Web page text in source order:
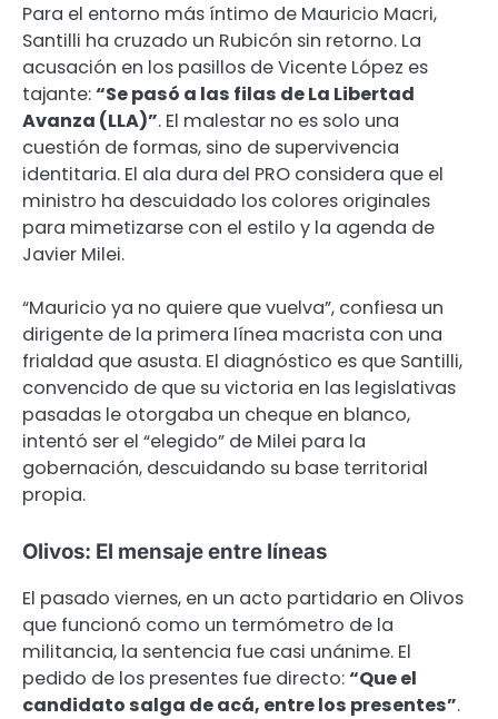
Para el entorno más íntimo de Mauricio Macri,
Santilli ha cruzado un Rubicón sin retorno. La
acusación en los pasillos de Vicente López es
tajante:“Se pasó a las filas de La Libertad
Avanza (LLA)”. El malestar no es solo una
cuestión de formas, sino de supervivencia
identitaria. El ala dura del PRO considera que el
ministro ha descuidado los colores originales
para mimetizarse con el estilo y la agenda de
Javier Milei.
“Mauricio ya no quiere que vuelva”, confiesa un
dirigente de la primera línea macrista con una
frialdad que asusta. El diagnóstico es que Santilli,
convencido de que su victoria en las legislativas
pasadas le otorgaba un cheque en blanco,
intentó ser el “elegido” de Milei para la
gobernación, descuidando su base territorial
propia.
Olivos: El mensaje entre líneas
El pasado viernes, en un acto partidario en Olivos
que funcionó como un termómetro de la
militancia, la sentencia fue casi unánime. El
pedido de los presentes fue directo:“Que el
candidato salga de acá, entre los presentes”.